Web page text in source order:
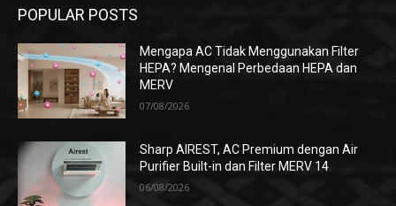
POPULAR POSTS
Mengapa AC Tidak Menggunakan Filter
HEPA? Mengenal Perbedaan HEPA dan
MERV
07/08/2026
Sharp AIREST, AC Premium dengan Air
Purifier Built-in dan Filter MERV 14
06/08/2026